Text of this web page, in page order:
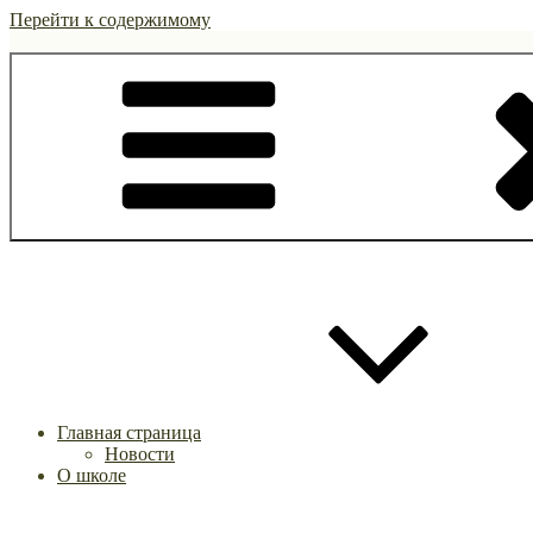
Перейти к содержимому
Главная страница
Новости
О школе